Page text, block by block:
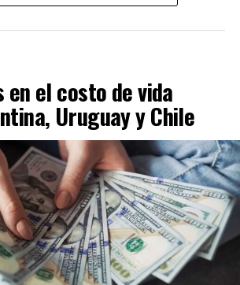
el costo de vida
Uruguay y Chile